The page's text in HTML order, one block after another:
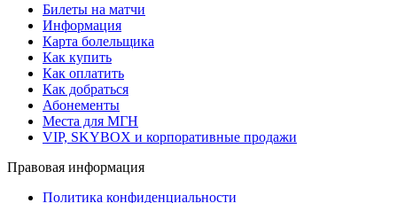
Билеты на матчи
Информация
Карта болельщика
Как купить
Как оплатить
Как добраться
Абонементы
Места для МГН
VIP, SKYBOX и корпоративные продажи
Правовая информация
Политика конфиденциальности